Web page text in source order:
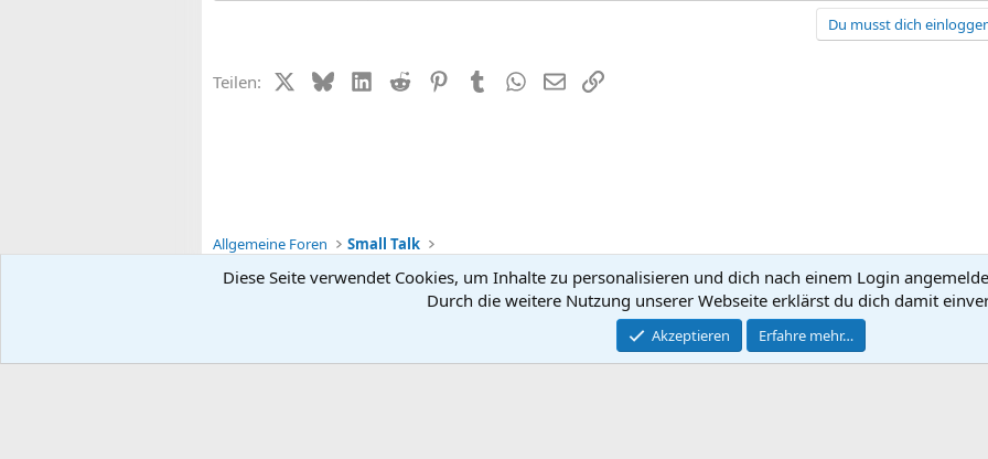
Du musst dich
Teilen: X (Twitter)
BlueskyLinkedIn
Reddit PinterestTumblrWhatsApp
E-MailLink
Allgemeine Foren Small Talk
Kontakt
Community platform by XenForo ® © 2010-2026 XenForo Ltd.
Diese Seite verwendet Cookies, um Inhalte zu personalisieren und dich nach einem Login
Durch die weitere Nutzung unserer Webseite erklärst du dich damit
Akzeptieren Erfahre mehr…